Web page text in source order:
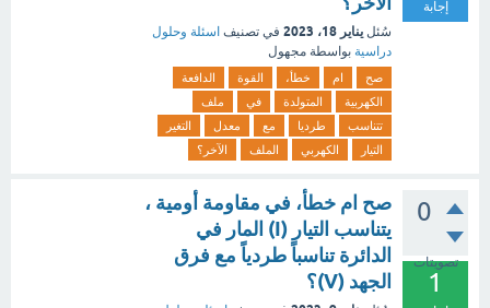
إجابة
سُئل يناير 18، 2023 في تصنيف اسئلة وحلول
دراسية بواسطة مجهول
صح ام خطأ، القوة
الدافعة
الكهربية
المتولدة في
ملف
تتناسب
طرديا مع معدل
التغير
التيار
الكهربي الملف الآخر؟
0
تصويتات
1
صح ام خطأ، في مقاومة أومية ،
يتناسب التيار (I) المار في
الدائرة تناسباً طردياً مع فرق
الجهد (V)؟